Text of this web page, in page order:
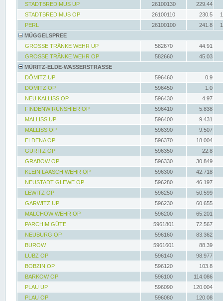
STADTBREDIMUS UP
26100130
229.44
STADTBREDIMUS OP
26100110 230.5
PERL
26100100 241.8
MÜGGELSPREE
GROSSE TRÄNKE WEHR UP
582670
44.91
GROSSE TRÄNKE WEHR OP
582660
45.03
MÜRITZ-ELDE-WASSERSTRASSE
DÖMITZ UP
596460
0.9
DÖMITZ OP
596450
1.0
NEU KALLISS OP
596430
4.97
FINDENWIRUNSHIER OP
596410
5.838
MALLISS UP
596400
9.431
MALLISS OP
596390
9.507
ELDENA OP
596370
18.004
GÜRITZ OP
596350
22.8
GRABOW OP
596330
30.849
KLEIN LAASCH WEHR OP
596300
42.718
NEUSTADT GLEWE OP
596280
46.197
LEWITZ OP
596250
50.599
GARWITZ UP
596230
60.655
MALCHOW WEHR OP
596200
65.201
PARCHIM GÜTE
5961801
72.567
NEUBURG OP
596160
83.362
BUROW
5961601
88.39
LÜBZ OP
596140
98.977
BOBZIN OP
596120
103.8
BARKOW OP
596100
114.086
PLAU UP
596090
120.004
PLAU OP
596080
120.08